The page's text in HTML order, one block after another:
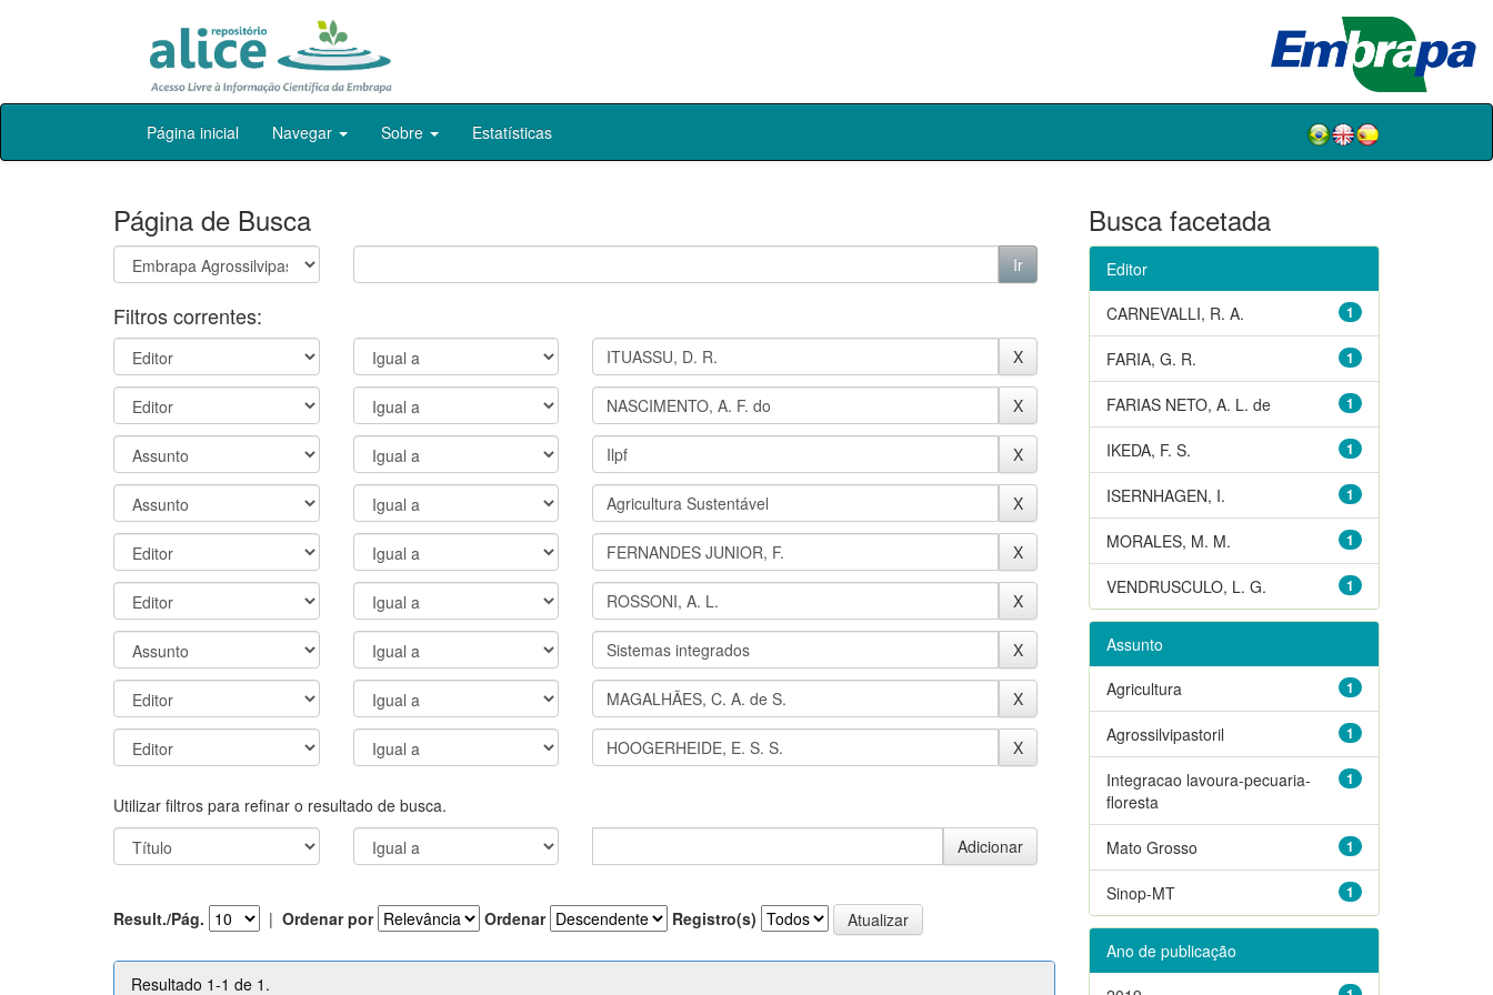
Skip
Página inicial Navegar Sobre Estatísticas
Página de Busca
Filtros correntes:
Utilizar filtros para refinar o resultado de busca.
Result./Pág. | Ordenar por Ordenar Registro(s)
Resultado 1-1 de 1.
Busca facetada
Editor
1
CARNEVALLI, R. A.
1
FARIA, G. R.
1
FARIAS NETO, A. L. de
1
IKEDA, F. S.
1
ISERNHAGEN, I.
1
MORALES, M. M.
1
VENDRUSCULO, L. G.
Assunto
1
Agricultura
1
Agrossilvipastoril
1
Integracao lavoura-pecuaria-
floresta
1
Mato Grosso
1
Sinop-MT
Ano de publicação